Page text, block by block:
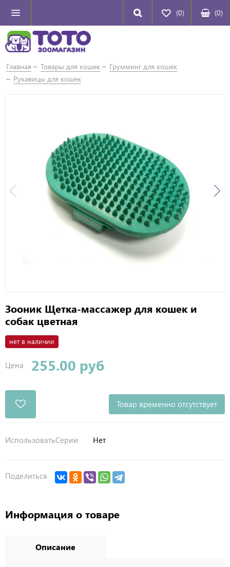
(0) (0)
Главная Товары для кошек
Грумминг для кошек
Рукавицы для кошек
Зооник Щетка-массажер для кошек и
собак цветная
нет в наличии
Цена 255.00 руб
Товар временно отсутствует
ИспользоватьСерии Нет
Поделиться
Информация о товаре
Описание